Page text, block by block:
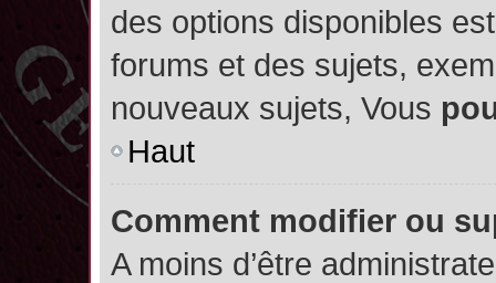
des options disponibles
forums et des sujets,
nouveaux sujets, Vous
Haut
Comment modifier ou
A moins d’être